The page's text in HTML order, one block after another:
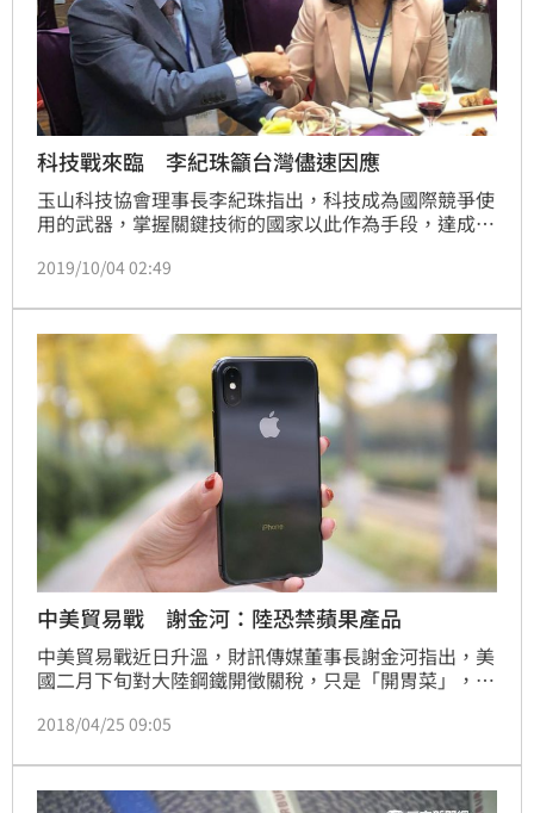
科技戰來臨 李紀珠籲台灣儘速因應
玉山科技協會理事長李紀珠指出，科技成為國際競爭使
用的武器，掌握關鍵技術的國家以此作為手段，達成其
受到影響。
2019/10/04 02:49
中美貿易戰 謝金河：陸恐禁蘋果產品
中美貿易戰近日升溫，財訊傳媒董事長謝金河指出，美
國二月下旬對大陸鋼鐵開徵關稅，只是「開胃菜」，接
戰！
2018/04/25 09:05